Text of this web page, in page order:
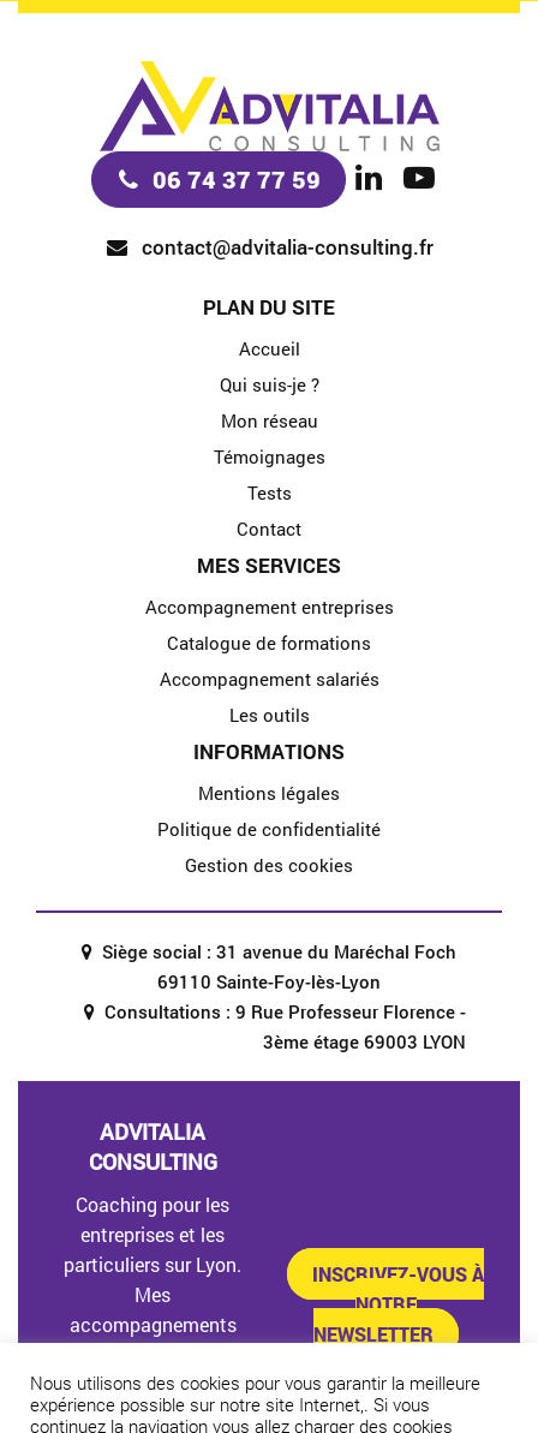
06 74 37 77 59
contact@advitalia-consulting.fr
PLAN DU SITE
Accueil
Qui suis-je ?
Mon réseau
Témoignages
Tests
Contact
MES SERVICES
Accompagnement entreprises
Catalogue de formations
Accompagnement salariés
Les outils
INFORMATIONS
Mentions légales
Politique de confidentialité
Gestion des cookies
Siège social : 31 avenue du Maréchal Foch
69110 Sainte-Foy-lès-Lyon
Consultations : 9 Rue Professeur Florence -
3ème étage 69003 LYON
ADVITALIA
CONSULTING
Coaching pour les
entreprises et les
particuliers sur Lyon.
Mes
accompagnements
développer votre
leadership, gérer votre
INSCRIVEZ-VOUS À
NOTRE
NEWSLETTER
Nous utilisons des cookies pour vous garantir la meilleure
expérience possible sur notre site Internet,. Si vous
continuez la navigation vous allez charger des cookies